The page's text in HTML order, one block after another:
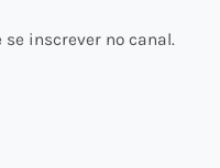
se inscrever no canal.